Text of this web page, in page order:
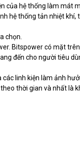
của hệ thống làm mát
hệ thống tản nhiệt khí,
chọn.
Bitspower có mặt
đến cho người tiêu
linh kiện làm ảnh
thời gian và nhất là